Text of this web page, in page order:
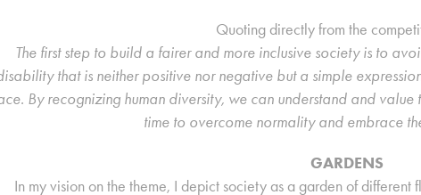
Quoting directly from the
The first step to build a fairer and more inclusive society is to
that is neither positive nor negative but a simple
By recognizing human diversity, we can understand and
time to overcome normality and embrace
GARDENS
In my vision on the theme, I depict society as a garden of